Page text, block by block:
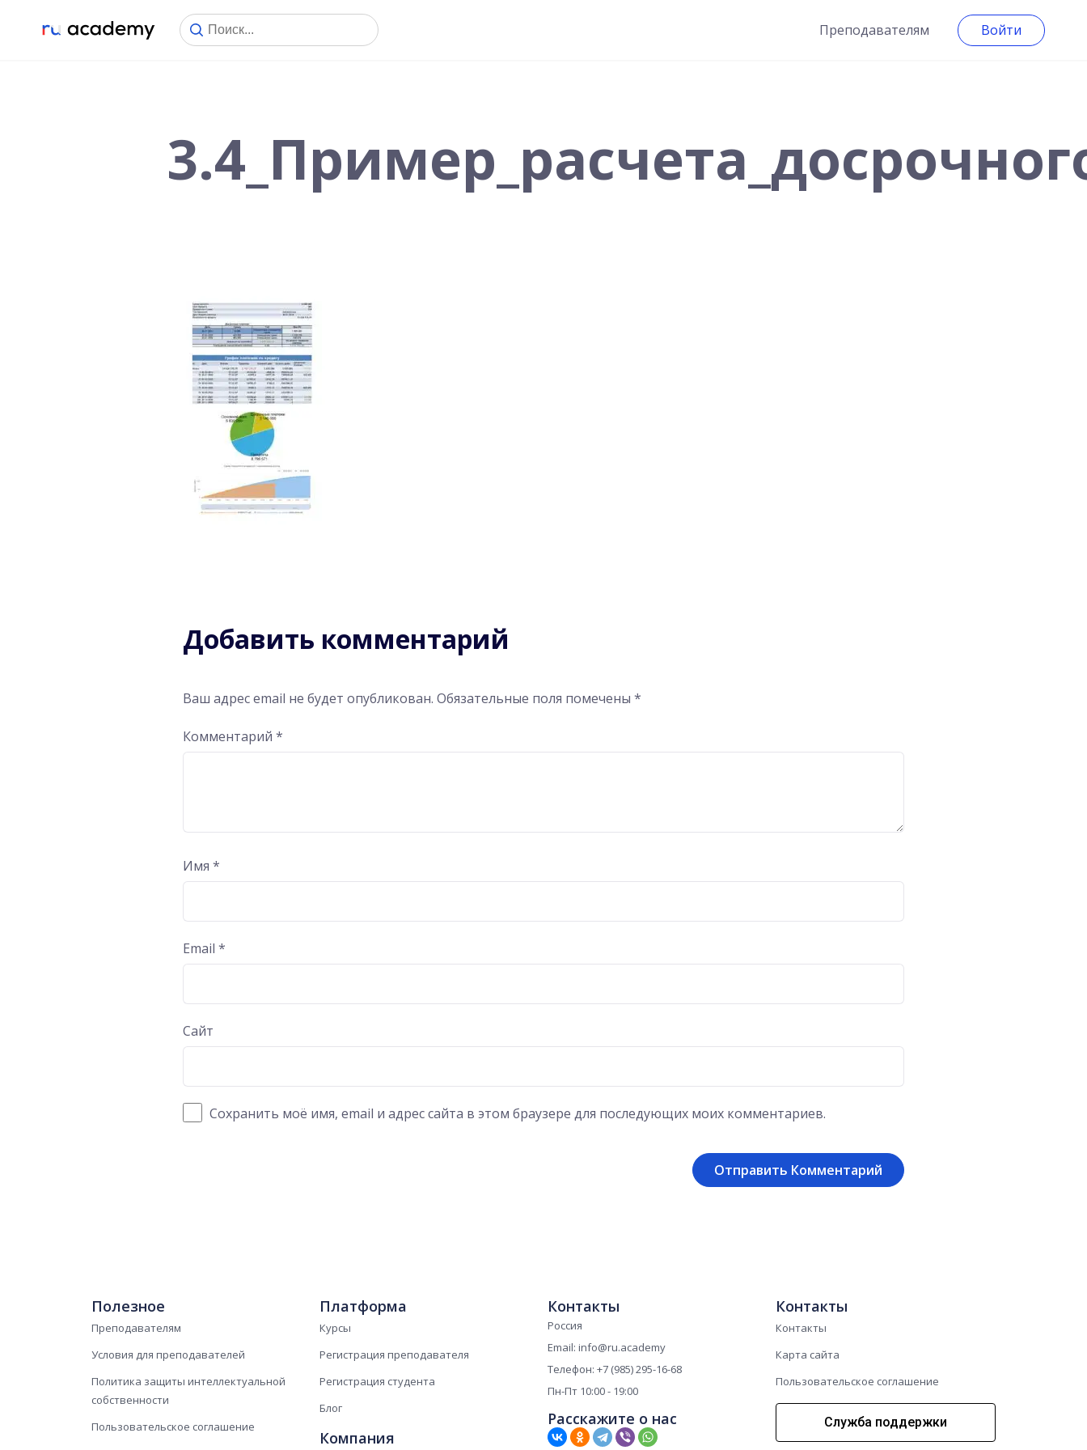
Преподавателям Войти
Добавить комментарий
Ваш адрес email не будет опубликован. Обязательные поля помечены*
Комментарий*
Имя*
Email*
Сайт
Сохранить моё имя, email и адрес сайта в этом браузере для последующих моих комментариев.
Полезное
Преподавателям
Условия для преподавателей
Политика защиты интеллектуальной
собственности
Пользовательское соглашение
Платформа
Курсы
Регистрация преподавателя
Регистрация студента
Блог
Компания
Контакты
Россия
Email: info@ru.academy
Телефон: +7 (985) 295-16-68
Пн-Пт 10:00 - 19:00
Расскажите о нас
Контакты
Контакты
Карта сайта
Пользовательское соглашение
Служба поддержки